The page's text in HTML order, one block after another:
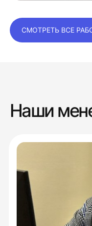
СМОТРЕТЬ ВСЕ
Наши